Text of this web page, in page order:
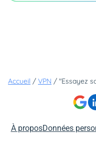
Accueil / VPN /
À proposDonnées